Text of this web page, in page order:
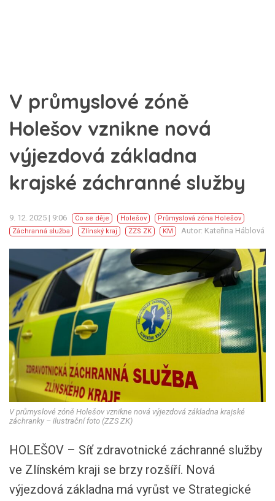
V průmyslové zóně
Holešov vznikne nová
výjezdová základna
krajské záchranné služby
9. 12. 2025 | 9:06 Co se děje Holešov
Průmyslová zóna Holešov
Záchranná služba
Zlínský kraj ZZS ZK KM Autor: Kateřina Háblová
V průmyslové zóně Holešov vznikne nová výjezdová základna krajské
záchranky – ilustrační foto (ZZS ZK)
HOLEŠOV – Síť zdravotnické záchranné služby
ve Zlínském kraji se brzy rozšíří. Nová
výjezdová základna má vyrůst ve Strategické